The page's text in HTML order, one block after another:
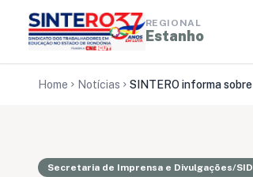
REGIONAL
Estanho
Home chevron_right Notícias chevron_right
Secretaria de Imprensa e Divulgações/SID